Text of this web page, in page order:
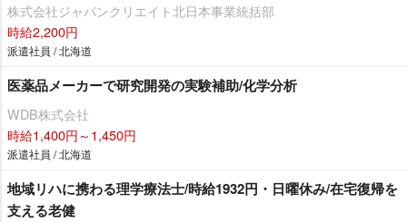
株式会社ジャパンクリエイト北日本事業統括部
時給2,200円
派遣社員 / 北海道
医薬品メーカーで研究開発の実験補助/化学分析
WDB株式会社
時給1,400円～1,450円
派遣社員 / 北海道
地域リハに携わる理学療法士/時給1932円・日曜休み/在宅復帰を
支える老健